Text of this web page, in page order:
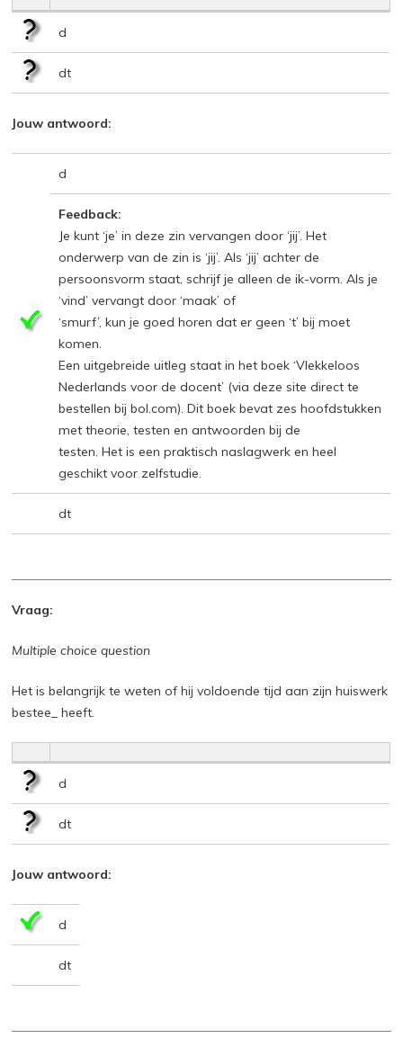
d
dt
Jouw antwoord:
d
Feedback:
Je kunt ‘je’ in deze zin vervangen door ‘jij’. Het
onderwerp van de zin is ‘jij’. Als ‘jij’ achter de
persoonsvorm staat, schrijf je alleen de ik-vorm. Als je
‘vind’ vervangt door ‘maak’ of
‘smurf’, kun je goed horen dat er geen ‘t’ bij moet
komen.
Een uitgebreide uitleg staat in het boek ‘Vlekkeloos
Nederlands voor de docent’ (via deze site direct te
bestellen bij bol.com). Dit boek bevat zes hoofdstukken
met theorie, testen en antwoorden bij de
testen. Het is een praktisch naslagwerk en heel
geschikt voor zelfstudie.
dt
Vraag:
Multiple choice question
Het is belangrijk te weten of hij voldoende tijd aan zijn huiswerk
bestee_ heeft.
d
dt
Jouw antwoord:
d
dt